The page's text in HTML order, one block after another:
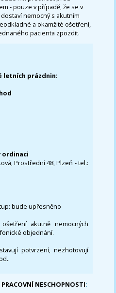
- pouze v případě, že se v
nemocný s akutním
a okamžité ošetření,
pacienta zpozdit.
letních prázdnin:
ordinaci
Prostřední 48, Plzeň - tel.:
bude upřesněno
akutně nemocných
objednání.
potvrzení, nezhotovují
NESCHOPNOSTI: